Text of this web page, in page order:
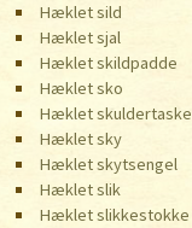
Hæklet sild
Hæklet sjal
Hæklet skildpadde
Hæklet sko
Hæklet skuldertaske
Hæklet sky
Hæklet skytsengel
Hæklet slik
Hæklet slikkestokke